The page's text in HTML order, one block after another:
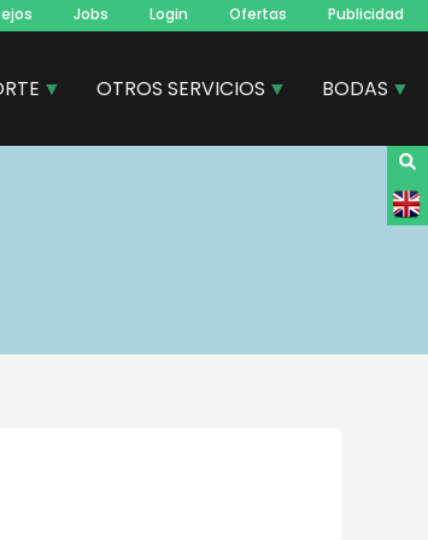
Jobs Login Ofertas Publicidad
OTROS SERVICIOS BODAS